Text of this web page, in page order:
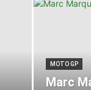
MOTO GP
Marc